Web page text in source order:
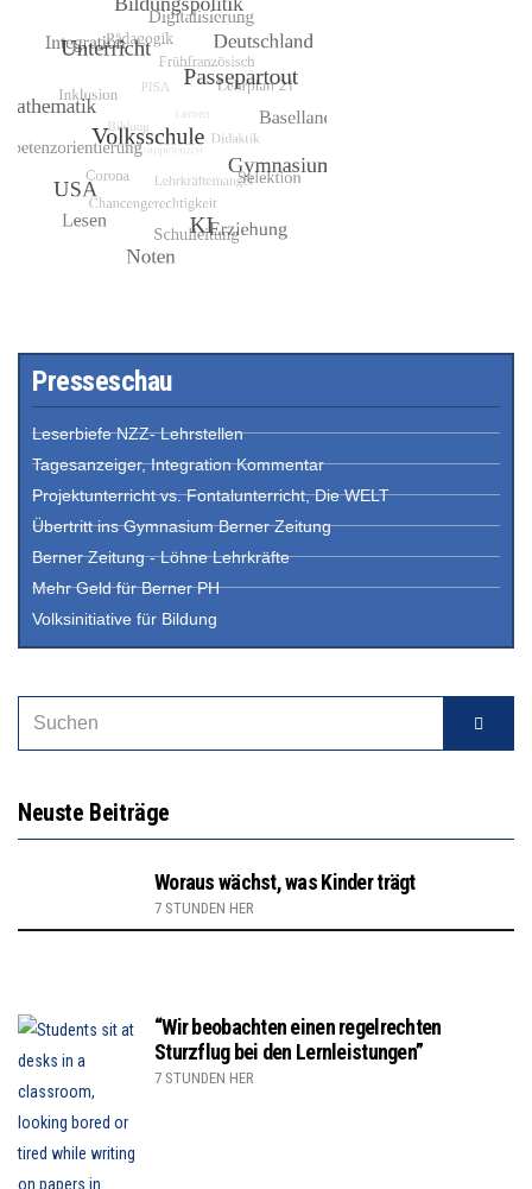
Presseschau
Leserbiefe NZZ- Lehrstellen
Tagesanzeiger, Integration Kommentar
Projektunterricht vs. Fontalunterricht, Die WELT
Übertritt ins Gymnasium Berner Zeitung
Berner Zeitung - Löhne Lehrkräfte
Mehr Geld für Berner PH
Volksinitiative für Bildung
Neuste Beiträge
Woraus wächst, was Kinder trägt
7 STUNDEN HER
“Wir beobachten einen regelrechten
Sturzflug bei den Lernleistungen”
7 STUNDEN HER